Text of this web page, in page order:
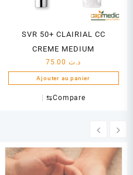
SVR 50+ CLAIRIAL CC
CREME MEDIUM
د.ت
Ajouter au panier
⇆Compare